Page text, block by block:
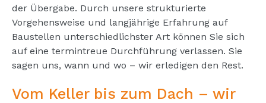
der Übergabe. Durch unsere strukturierte
Vorgehensweise und langjährige Erfahrung auf
Baustellen unterschiedlichster Art können Sie sich
auf eine termintreue Durchführung verlassen. Sie
sagen uns, wann und wo – wir erledigen den Rest.
Vom Keller bis zum Dach – wir